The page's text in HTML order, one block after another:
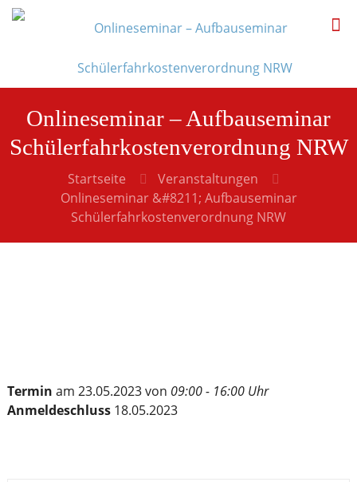
Onlineseminar – Aufbauseminar
Schülerfahrkostenverordnung NRW
Startseite
Veranstaltungen
Onlineseminar &#8211; Aufbauseminar
Schülerfahrkostenverordnung NRW
Termin am 23.05.2023 von 09:00 - 16:00 Uhr
Anmeldeschluss 18.05.2023